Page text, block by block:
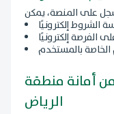
أمانة منطقة
الرياض